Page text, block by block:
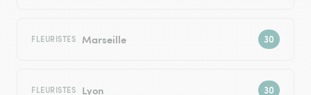
FLEURISTES Marseille
FLEURISTES Lyon